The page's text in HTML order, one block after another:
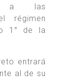
a las
régimen
1° de la
entrará
al de su